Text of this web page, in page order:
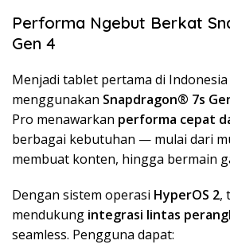
Performa Ngebut Berkat
Gen 4
Menjadi tablet pertama di
menggunakan Snapdragon® 7s
Pro menawarkan performa cepat
berbagai kebutuhan — mulai dari
membuat konten, hingga bermain
Dengan sistem operasi HyperOS 2,
mendukung integrasi lintas
seamless. Pengguna dapat: